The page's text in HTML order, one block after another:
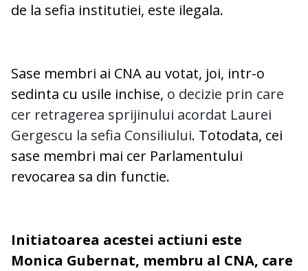
de la sefia institutiei, este ilegala.
Sase membri ai CNA au votat, joi, intr-o
sedinta cu usile inchise, o decizie prin care
cer retragerea sprijinului acordat Laurei
Gergescu la sefia Consiliului. Totodata, cei
sase membri mai cer Parlamentului
revocarea sa din functie.
Initiatoarea acestei actiuni este
Monica Gubernat, membru al CNA, care